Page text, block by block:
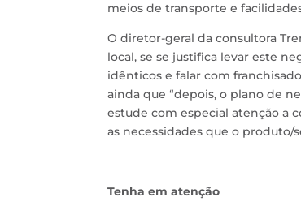
meios de transporte e
O diretor-geral da consultora
local, se se justifica levar este
idênticos e falar com
ainda que “depois, o plano de
estude com especial atenção a
as necessidades que o produto/
Tenha em atenção